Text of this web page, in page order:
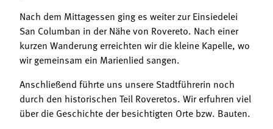
Nach dem Mittagessen ging es weiter zur Einsiedelei
San Columban in der Nähe von Rovereto. Nach einer
kurzen Wanderung erreichten wir die kleine Kapelle, wo
wir gemeinsam ein Marienlied sangen.
Anschließend führte uns unsere Stadtführerin noch
durch den historischen Teil Roveretos. Wir erfuhren viel
über die Geschichte der besichtigten Orte bzw. Bauten.